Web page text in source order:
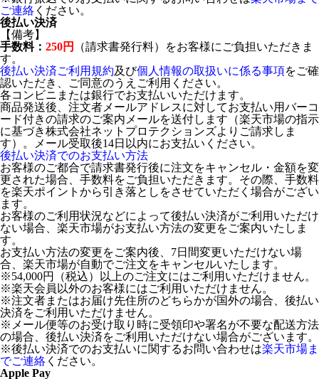
ご連絡 ください。
後払い決済
【備考】
手数料： 250円
（請求書発行料）をお客様にご負担いただきま
す。
後払い決済ご利用規約及び個人情報の取扱いに係る事項をご確
認いただき、ご同意のうえご利用ください。
各コンビニまたは銀行でお支払いいただけます。
商品発送後、注文者メールアドレスに対してお支払い用バーコ
ード付きの請求のご案内メールを送付します（楽天市場の指示
に基づき株式会社ネットプロテクションズよりご請求しま
す）。メール受取後14日以内にお支払いください。
後払い決済でのお支払い方法
お客様のご都合で請求書発行後に注文をキャンセル・金額を変
更された場合、手数料をご負担いただきます。その際、手数料
を楽天ポイントから引き落としをさせていただく場合がござい
ます。
お客様のご利用状況などによって後払い決済がご利用いただけ
ない場合、楽天市場がお支払い方法の変更をご案内いたしま
す。
お支払い方法の変更をご案内後、7日間変更いただけない場
合、楽天市場が自動でご注文をキャンセルいたします。
※54,000円（税込）以上のご注文にはご利用いただけません。
※楽天会員以外のお客様にはご利用いただけません。
※注文者またはお届け先住所のどちらかが国外の場合、後払い
決済をご利用いただけません。
※メール便等のお受け取り時に受領印や署名が不要な配送方法
の場合、後払い決済をご利用いただけない場合がございます。
※後払い決済でのお支払いに関するお問い合わせは楽天市場ま
でご連絡 ください。
Apple Pay